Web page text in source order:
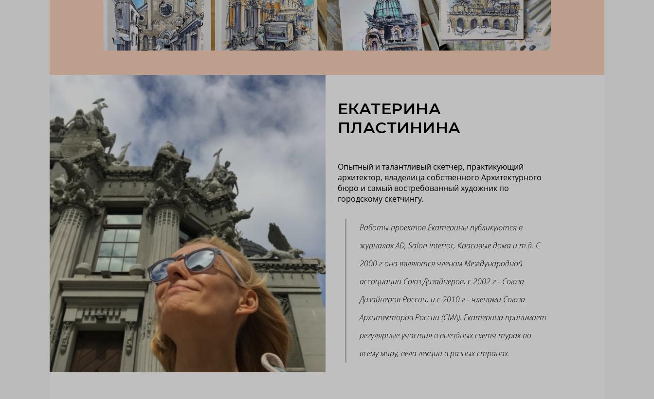
ЕКАТЕРИНА
ПЛАСТИНИНА
Опытный и талантливый скетчер, практикующий
архитектор, владелица собственного Архитектурного
бюро и самый востребованный художник по
городскому скетчингу.
Работы проектов Екатерины публикуются в
журналах AD, Salon interior, Красивые дома и т.д. С
2000 г она являются членом Международной
ассоциации Союз Дизайнеров, с 2002 г - Союза
Дизайнеров России, и с 2010 г - членами Союза
Архитекторов России (СМА). Екатерина принимает
регулярные участия в выездных скетч турах по
всему миру, вела лекции в разных странах.